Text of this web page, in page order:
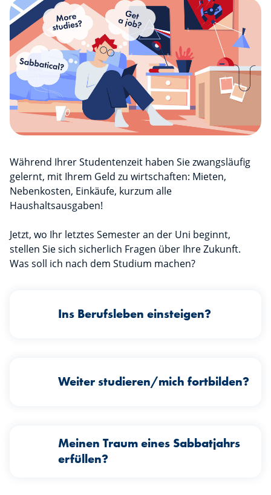
Während Ihrer Studentenzeit haben Sie zwangsläufig
gelernt, mit Ihrem Geld zu wirtschaften: Mieten,
Nebenkosten, Einkäufe, kurzum alle
Haushaltsausgaben!
Jetzt, wo Ihr letztes Semester an der Uni beginnt,
stellen Sie sich sicherlich Fragen über Ihre Zukunft.
Was soll ich nach dem Studium machen?
Ins Berufsleben einsteigen?
Weiter studieren/mich fortbilden?
Meinen Traum eines Sabbatjahrs
erfüllen?